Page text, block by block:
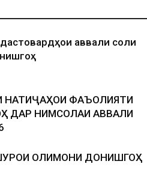
дастовардҳои аввали соли
НАТИҶАҲОИ ФАЪОЛИЯТИ
ДАР НИМСОЛАИ АВВАЛИ
ОЛИМОНИ ДОНИШГОҲ